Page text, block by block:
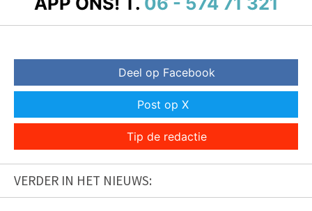
Deel op Facebook
Post op X
Tip de redactie
VERDER IN HET NIEUWS: